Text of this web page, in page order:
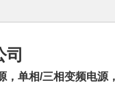
司
，单相/三相变频电源